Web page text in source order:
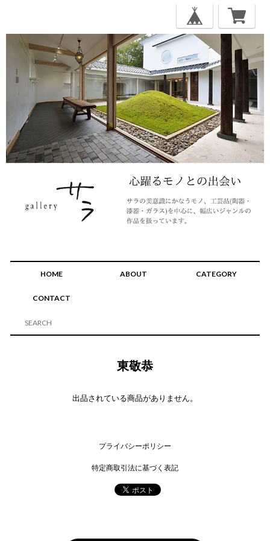
HOME ABOUT CATEGORY
CONTACT
東敬恭
出品されている商品がありません。
プライバシーポリシー
特定商取引法に基づく表記